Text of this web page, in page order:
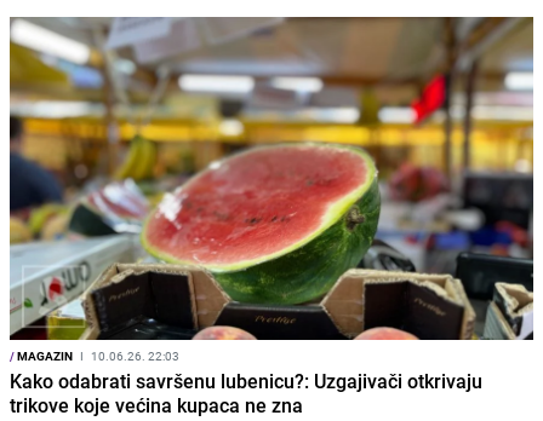
/MAGAZIN I 10.06.26. 22:03
Kako odabrati savršenu lubenicu?: Uzgajivači otkrivaju
trikove koje većina kupaca ne zna